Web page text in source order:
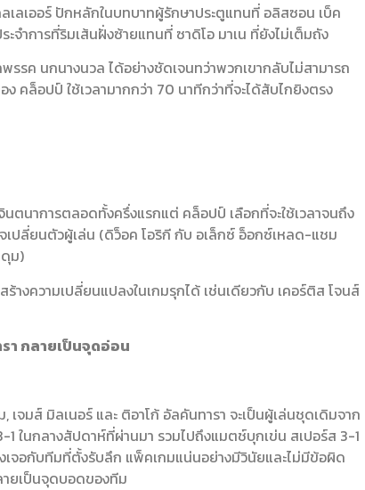
เลเออร์ ปักหลักในบทบาทผู้รักษาประตูแทนที่ อลิสซอน เบ็ค
จำการที่ริมเส้นฝั่งซ้ายแทนที่ ซาดิโอ มาเน ที่ยังไม่เต็มถัง
รค นกนางนวล ได้อย่างชัดเจนทว่าพวกเขากลับไม่สามารถ
คล็อปป์ ใช้เวลามากกว่า 70 นาทีกว่าที่จะได้สับไกยิงตรง
ตนาการตลอดทั้งครึ่งแรกแต่ คล็อปป์ เลือกที่จะใช้เวลาจนถึง
เปลี่ยนตัวผู้เล่น (ดิว็อค โอริกี กับ อเล็กซ์ อ็อกซ์เหลด-แชม
ดุม)
างความเปลี่ยนแปลงในเกมรุกได้ เช่นเดียวกับ เคอร์ติส โจนส์
รา กลายเป็นจุดอ่อน
จมส์ มิลเนอร์ และ ติอาโก้ อัลคันทารา จะเป็นผู้เล่นชุดเดิมจาก
1 ในกลางสัปดาห์ที่ผ่านมา รวมไปถึงแมตช์บุกเข่น สเปอร์ส 3-1
จอกับทีมที่ตั้งรับลึก แพ็คเกมแน่นอย่างมีวินัยและไม่มีข้อผิด
ายเป็นจุดบอดของทีม